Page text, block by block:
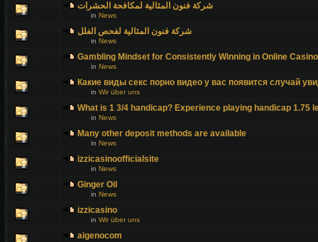
شركة فنون المثالية لمكافحة الحشرات
in News
شركة فنون المثالية لفحص الفلل
in News
Gambling Mindset for Consistently Winning in Online
in News
Какие виды секс порно видео у вас появится случай
in Wir über uns
What is 1 3/4 handicap? Experience playing handicap 1.75
in News
Many other deposit methods are available
in News
izzicasinoofficialsite
in News
Ginger Oil
in News
izzicasino
in Wir über uns
aigenocom